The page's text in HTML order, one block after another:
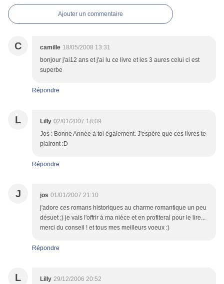
Ajouter un commentaire
C camille 18/05/2008 13:31
bonjour j'ai12 ans et j'ai lu ce livre et les 3 aures celui ci est
superbe
Répondre
L Lilly 02/01/2007 18:09
Jos : Bonne Année à toi également. J'espère que ces livres te
plairont :D
Répondre
J jos 01/01/2007 21:10
j'adore ces romans historiques au charme romantique un peu
désuet ;) je vais l'offrir à ma nièce et en profiterai pour le lire...
merci du conseil ! et tous mes meilleurs voeux :)
Répondre
L Lilly 29/12/2006 20:52